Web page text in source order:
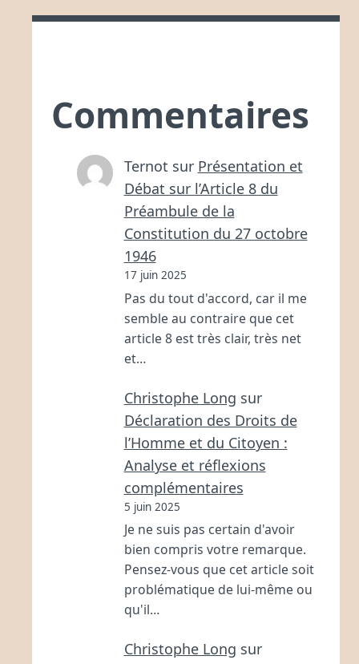
Commentaires
Ternot sur Présentation et
Débat sur l’Article 8 du
Préambule de la
Constitution du 27 octobre
1946
17 juin 2025
Pas du tout d'accord, car il me
semble au contraire que cet
article 8 est très clair, très net
et…
Christophe Long sur
Déclaration des Droits de
l’Homme et du Citoyen :
Analyse et réflexions
complémentaires
5 juin 2025
Je ne suis pas certain d'avoir
bien compris votre remarque.
Pensez-vous que cet article soit
problématique de lui-même ou
qu'il…
Christophe Long sur